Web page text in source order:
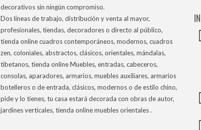
decorativos sin ningún compromiso.
Dos líneas de trabajo, distribución y venta al mayor,
profesionales, tiendas, decoradores o directo al público,
tienda online cuadros contemporáneos, modernos, cuadros
zen, coloniales, abstractos, clásicos, orientales, mándalas,
tibetanos, tienda online Muebles, entradas, cabeceros,
consolas, aparadores, armarios, muebles auxiliares, armarios
botelleros o de entrada, clásicos, modernos o de estilo chino,
pide y lo tienes, tu casa estará decorada con obras de autor,
jardines verticales, tienda online muebles orientales .